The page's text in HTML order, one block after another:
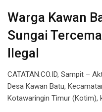
Warga Kawan
Sungai
Ilegal
CATATAN.CO.ID, Sampit –
Desa Kawan Batu,
Kotawaringin Timur (Kotim),